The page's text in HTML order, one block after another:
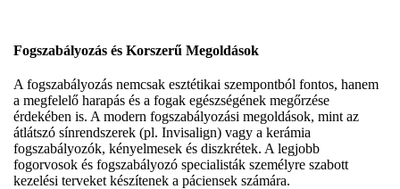
Fogszabályozás és Korszerű Megoldások
A fogszabályozás nemcsak esztétikai szempontból fontos, hanem
a megfelelő harapás és a fogak egészségének megőrzése
érdekében is. A modern fogszabályozási megoldások, mint az
átlátszó sínrendszerek (pl. Invisalign) vagy a kerámia
fogszabályozók, kényelmesek és diszkrétek. A legjobb
fogorvosok és fogszabályozó specialisták személyre szabott
kezelési terveket készítenek a páciensek számára.